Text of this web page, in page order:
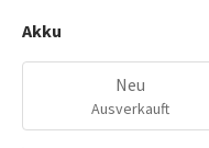
Akku
Neu
Ausverkauft